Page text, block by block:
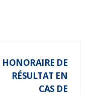
HONORAIRE DE
RÉSULTAT EN
CAS DE